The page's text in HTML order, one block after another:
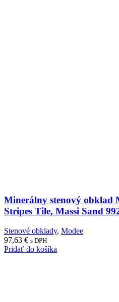
Minerálny stenový obklad
Stripes Tile, Massi Sand
Stenové obklady, Modee
97,63 € s DPH
Pridať do košíka